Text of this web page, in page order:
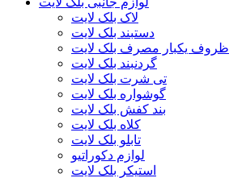
لاک بلک لایت
دستبند بلک لایت
ظروف یکبار مصرف بلک لایت
گردنبند بلک لایت
تی شرت بلک لایت
گوشواره بلک لایت
بند کفش بلک لایت
کلاه بلک لایت
تابلو بلک لایت
لوازم دکوراتیو
استیکر بلک لایت